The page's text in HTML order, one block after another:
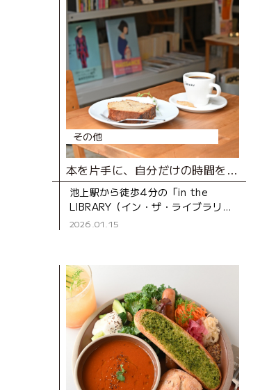
その他
本を片手に、自分だけの時間を過ごせるカフェ
池上駅から徒歩4分の「in the
LIBRARY（イン・ザ・ライブラリ
ー）」は、2024年にオープンし
2026.01.15